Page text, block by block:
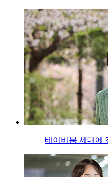
베이비붐 세대에